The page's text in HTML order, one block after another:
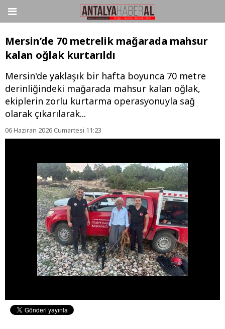
Mersin’de 70 metrelik mağarada mahsur
kalan oğlak kurtarıldı
Mersin'de yaklaşık bir hafta boyunca 70 metre
derinliğindeki mağarada mahsur kalan oğlak,
ekiplerin zorlu kurtarma operasyonuyla sağ
olarak çıkarılarak...
06 Haziran 2026 Cumartesi 11:23